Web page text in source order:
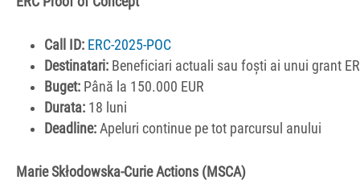
Call ID: ERC-2025-POC
Destinatari: Beneficiari actuali sau foști ai unui grant
Buget: Până la 150.000 EUR
Durata: 18 luni
Deadline: Apeluri continue pe tot parcursul anului
Marie Skłodowska-Curie Actions (MSCA)